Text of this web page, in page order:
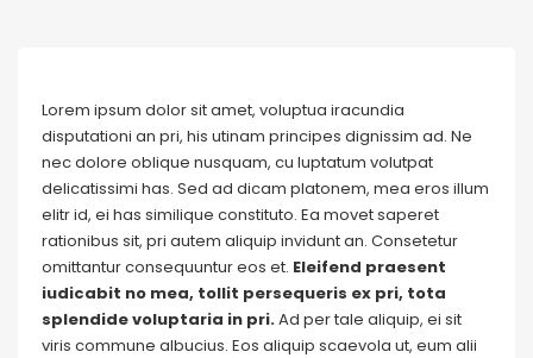
Lorem ipsum dolor sit amet, voluptua iracundia
disputationi an pri, his utinam principes dignissim ad. Ne
nec dolore oblique nusquam, cu luptatum volutpat
delicatissimi has. Sed ad dicam platonem, mea eros illum
elitr id, ei has similique constituto. Ea movet saperet
rationibus sit, pri autem aliquip invidunt an. Consetetur
omittantur consequuntur eos et. Eleifend praesent
iudicabit no mea, tollit persequeris ex pri, tota
splendide voluptaria in pri.Ad per tale aliquip, ei sit
viris commune albucius. Eos aliquip scaevola ut, eum alii